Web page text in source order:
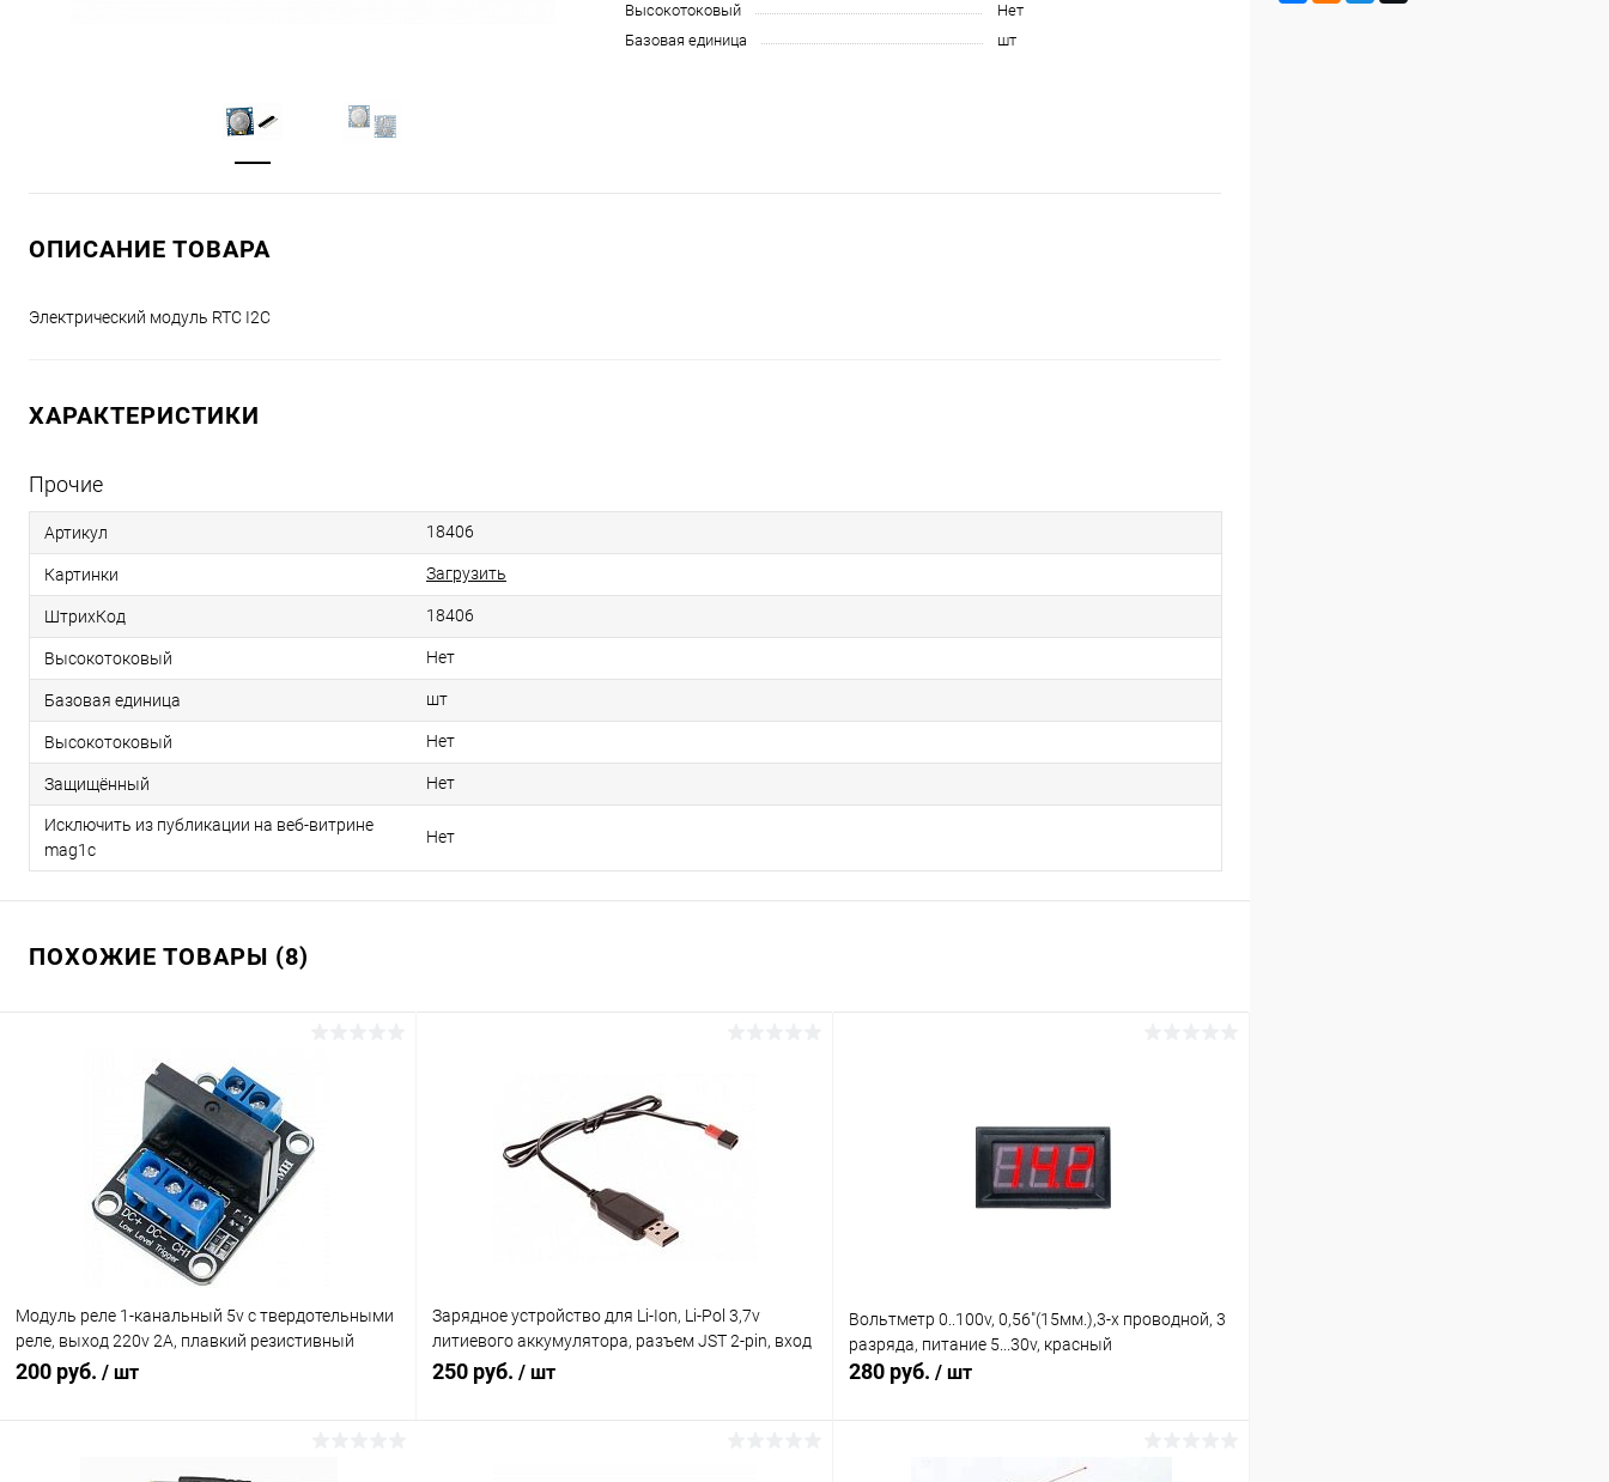
Высокотоковый
Нет
Базовая единица
шт
ОПИСАНИЕ ТОВАРА
Электрический модуль RTC I2C
ХАРАКТЕРИСТИКИ
Прочие
Артикул 18406
Картинки Загрузить
ШтрихКод 18406
Высокотоковый Нет
Базовая единица шт
Высокотоковый Нет
Защищённый Нет
Исключить из публикации на веб-витрине
mag1c
Нет
ПОХОЖИЕ ТОВАРЫ (8)
Модуль реле 1-канальный 5v с твердотельными
реле, выход 220v 2A, плавкий резистивный
предохранитель на выходе
200 руб. / шт
Зарядное устройство для Li-Ion, Li-Pol 3,7v
литиевого аккумулятора, разъем JST 2-pin, вход
USB 5v 0.5-2A, вых.4,2v 0.5A
250 руб. / шт
Вольтметр 0..100v, 0,56"(15мм.),3-х проводной, 3
разряда, питание 5...30v, красный
280 руб. / шт
В корзину